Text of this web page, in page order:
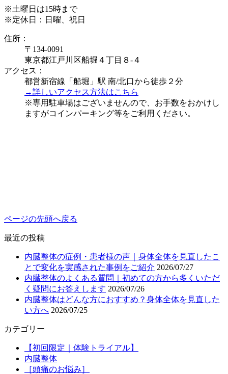
※土曜日は15時まで
※定休日：日曜、祝日
住所：
〒134-0091
東京都江戸川区船堀４丁目８-４
アクセス：
都営新宿線「船堀」駅 南/北口から徒歩２分
→詳しいアクセス方法はこちら
※専用駐車場はございませんので、お手数をおかけし
ますがコインパーキング等をご利用ください。
ページの先頭へ戻る
最近の投稿
内臓整体の症例・患者様の声｜身体全体を見直したこ
とで変化を実感された事例をご紹介 2026/07/27
内臓整体のよくある質問｜初めての方から多くいただ
く疑問にお答えします 2026/07/26
内臓整体はどんな方におすすめ？身体全体を見直した
い方へ 2026/07/25
カテゴリー
【初回限定｜体験トライアル】
内臓整体
［頭痛のお悩み］